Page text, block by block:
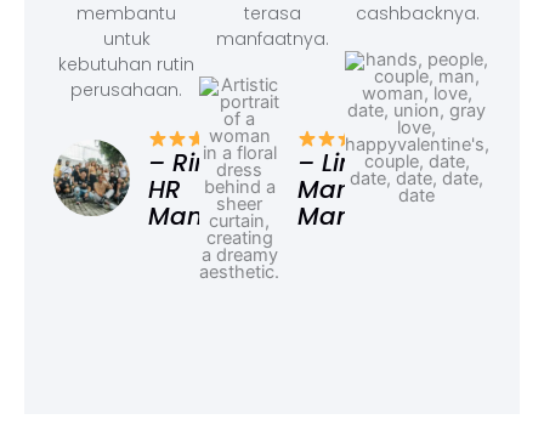
membantu
untuk
kebutuhan rutin
perusahaan.
– Rina,
HR
Manager
terasa
manfaatnya.
– Linda,
Marketing
Manager
cashbacknya.